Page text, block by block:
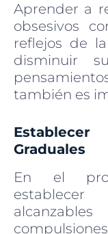
Aprender a
obsesivos
reflejos de
disminuir
también es
Graduales
En el